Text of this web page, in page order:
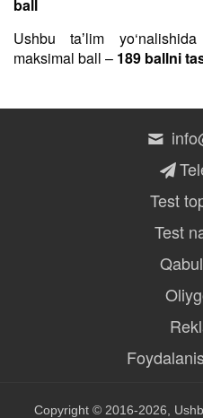
ball
Ushbu taʼlim
maksimal ball – 189 ballni
Test
Test
Copyright © 2016-2026,